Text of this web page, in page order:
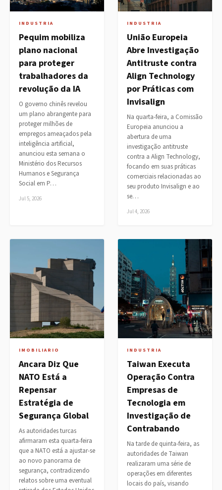
INDUSTRIA
Pequim mobiliza
plano nacional
para proteger
trabalhadores da
revolução da IA
O governo chinês revelou
um plano abrangente para
proteger milhões de
empregos ameaçados pela
inteligência artificial,
anunciou esta semana o
Ministério dos Recursos
Humanos e Segurança
Social em P…
Jul 5, 2026
INDUSTRIA
União Europeia
Abre Investigação
Antitruste contra
Align Technology
por Práticas com
Invisalign
Na quarta-feira, a Comissão
Europeia anunciou a
abertura de uma
investigação antitruste
contra a Align Technology,
focando em suas práticas
comerciais relacionadas ao
seu produto Invisalign e ao
se…
Jul 4, 2026
IMOBILIARIO
Ancara Diz Que
NATO Está a
Repensar
Estratégia de
Segurança Global
As autoridades turcas
afirmaram esta quarta-feira
que a NATO está a ajustar-se
ao novo panorama de
segurança, contradizendo
relatos sobre uma eventual
INDUSTRIA
Taiwan Executa
Operação Contra
Empresas de
Tecnologia em
Investigação de
Contrabando
Na tarde de quinta-feira, as
autoridades de Taiwan
realizaram uma série de
operações em diferentes
locais do país, visando